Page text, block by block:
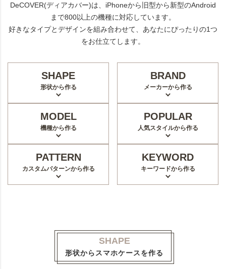
DeCOVER(ディアカバー)は、iPhoneから旧型から新型のAndroid
まで800以上の機種に対応しています。
好きなタイプとデザインを組み合わせて、あなたにぴったりの1つ
をお仕立てします。
SHAPE
形状から作る
BRAND
メーカーから作る
MODEL
機種から作る
POPULAR
人気スタイルから作る
PATTERN
カスタムパターンから作る
KEYWORD
キーワードから作る
SHAPE
形状からスマホケースを作る